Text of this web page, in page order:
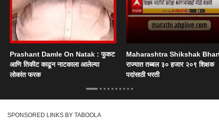
Prashant Damle On Natak : फुकट
आणि तिकीट काढून नाटकाला आलेल्या
लोकांत फरक
Maharashtra Shikshak
राज्यात तब्बल ३० हजार २०९ शिक्षक
पदांसाठी भरती
SPONSORED LINKS BY TABOOLA